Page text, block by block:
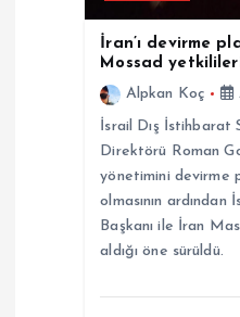
İran’ı devirme
Mossad
Alpkan Koç
İsrail Dış İstihbarat
Direktörü Roman
yönetimini devirme
olmasının
Başkanı ile İran
aldığı öne sürüldü.